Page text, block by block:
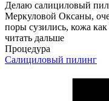
Делаю салициловый
Меркуловой Оксаны,
поры сузились, кожа как
читать дальше
Процедура
Салициловый пилинг